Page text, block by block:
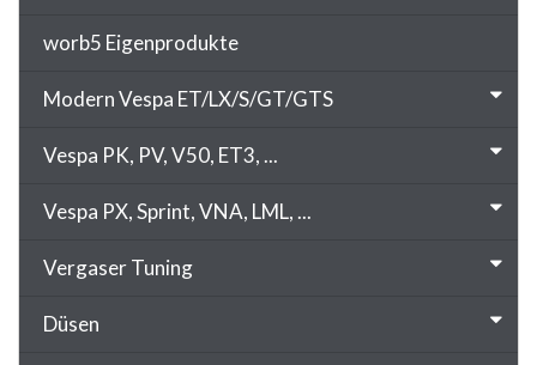
worb5 Eigenprodukte
Modern Vespa ET/LX/S/GT/GTS
Vespa PK, PV, V50, ET3, ...
Vespa PX, Sprint, VNA, LML, ...
Vergaser Tuning
Düsen